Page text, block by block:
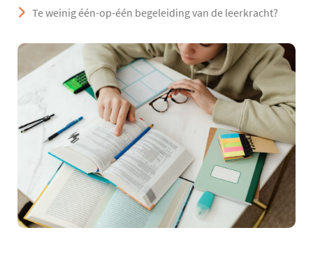
Te weinig één-op-één begeleiding van de leerkracht?